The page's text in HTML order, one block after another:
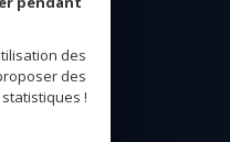
SUR des
des
!